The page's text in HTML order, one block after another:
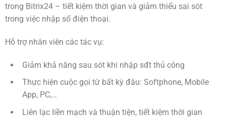
trong Bitrix24 – tiết kiệm thời gian và giảm thiểu sai sót
trong việc nhập số điện thoại.
Hỗ trợ nhân viên các tác vụ:
Giảm khả năng sau sót khi nhập sđt thủ công
Thực hiện cuộc gọi từ bất kỳ đâu: Softphone, Mobile
App, PC,…
Liên lạc liền mạch và thuận tiện, tiết kiệm thời gian